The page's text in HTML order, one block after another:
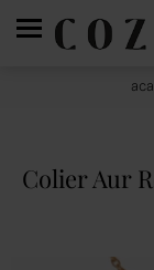
Colier Aur